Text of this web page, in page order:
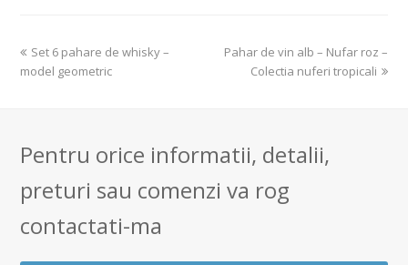
previous
post:
Set 6 pahare de whisky –
model geometric
next
post:
Pahar de vin alb – Nufar roz –
Colectia nuferi tropicali
Pentru orice informatii, detalii,
preturi sau comenzi va rog
contactati-ma